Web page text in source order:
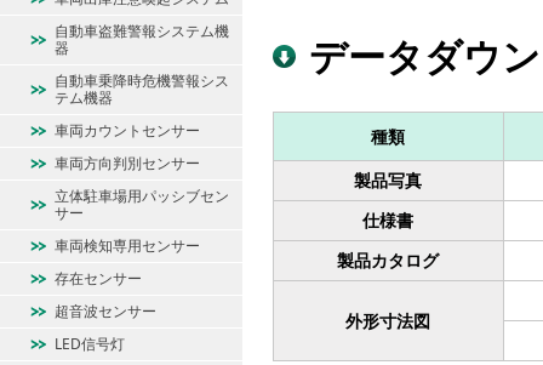
データダウ
種類
製品写真
仕様書
製品カタログ
外形寸法図
自動車盗難警報システム機
器
自動車乗降時危機警報シス
テム機器
車両カウントセンサー
車両方向判別センサー
立体駐車場用パッシブセン
サー
車両検知専用センサー
存在センサー
超音波センサー
LED信号灯